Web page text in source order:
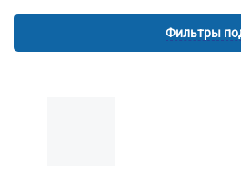
Фильтры